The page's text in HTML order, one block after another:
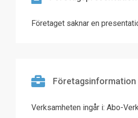
Företaget saknar en
Företagsinformation
Verksamheten ingår i: Abo-